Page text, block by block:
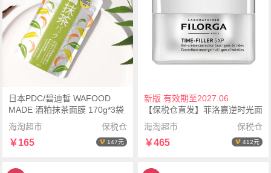
日本PDC/碧迪皙 WAFOOD
MADE 酒粕抹茶面膜 170g*3袋
海淘超市
保税仓
￥165 147元
新版 有效期至2027.06
【保税仓直发】菲洛嘉逆时光面
霜50毫升- 清爽型
海淘超市 保税仓
￥465 412元